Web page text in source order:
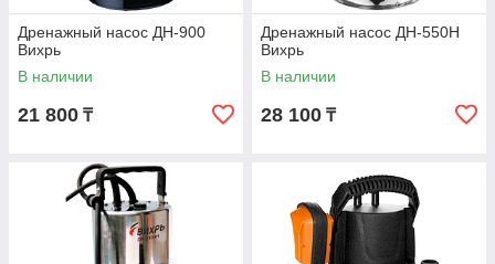
Дренажный насос ДН-900
Вихрь
В наличии
21 800 ₸
Дренажный насос ДН-550Н
Вихрь
В наличии
28 100 ₸